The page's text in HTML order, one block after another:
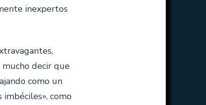
inexpertos
decir que
como un
como